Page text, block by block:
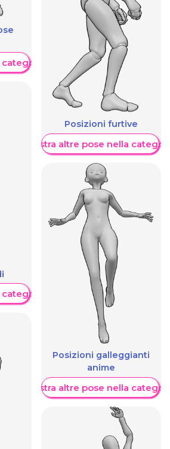
Posizioni furtive
Mostra altre pose nella
Posizioni galleggianti
anime
Mostra altre pose nella